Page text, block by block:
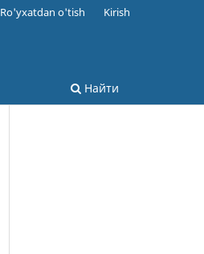
Найти
Ro'yxatdan o'tish Kirish